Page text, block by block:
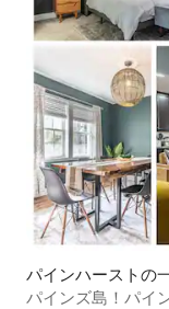
パインハーストの
パインズ島！パイ